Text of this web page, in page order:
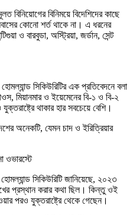
বিনিয়োগের বিনিময়ে বিদেশিদের কাছে
কোনো শর্ত থাকে না। এ ধরনের
ও বারবুডা, অস্ট্রিয়া, জর্ডান, সেন্ট
সিকিউরিটির এক প্রতিবেদনে বলা
মিয়ানমার ও ইয়েমেনের বি-১ ও বি-২
থাকার হার সবচেয়ে বেশি।
অনেকটি, যেমন চাদ ও ইরিত্রিয়ার
ওভারস্টে
সিকিউরিটি জানিয়েছে, ২০২৩
প্রস্থান করার কথা ছিল। কিন্তু ওই
পরও যুক্তরাষ্ট্রে থেকে গেছেন।